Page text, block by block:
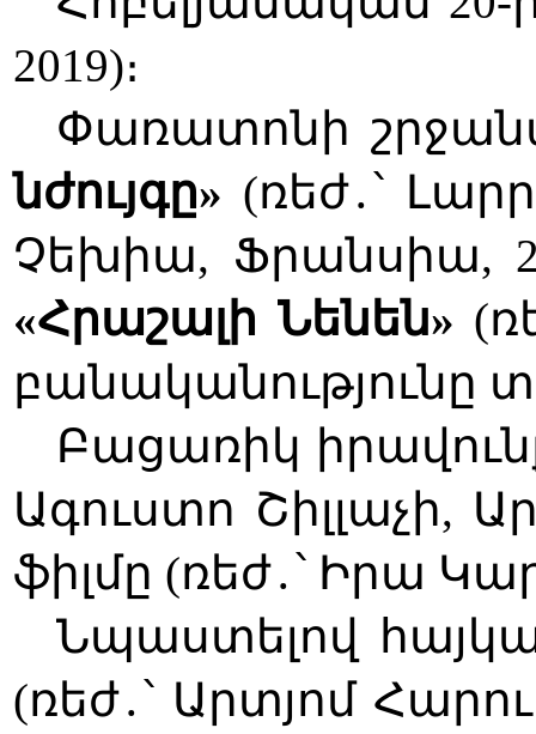
2019)։
Փառատոնի
նժույգը» (ռեժ․ ՝
Չեխիա, Ֆրանսիա,
«Հրաշալի Նենեն»
բանականությունը
Բացառիկ
Ագուստո Շիլլաչի,
ֆիլմը (ռեժ․ ՝ Իրա
Նպաստելով
(ռեժ․ ՝ Արտյոմ